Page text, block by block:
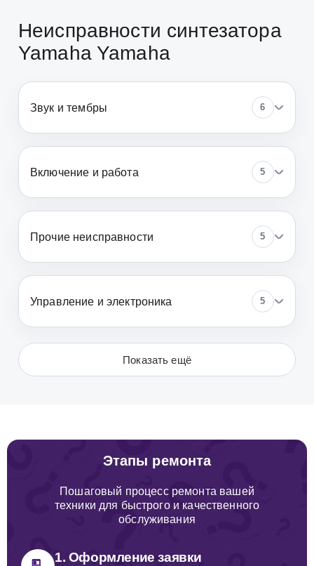
Неисправности синтезатора
Yamaha Yamaha
Звук и тембры 6
Включение и работа 5
Прочие неисправности 5
Управление и электроника 5
Показать ещё
Этапы ремонта
Пошаговый процесс ремонта вашей
техники для быстрого и качественного
обслуживания
1. Оформление заявки